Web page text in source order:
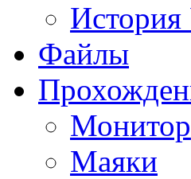
Файлы
Монитор
Маяки